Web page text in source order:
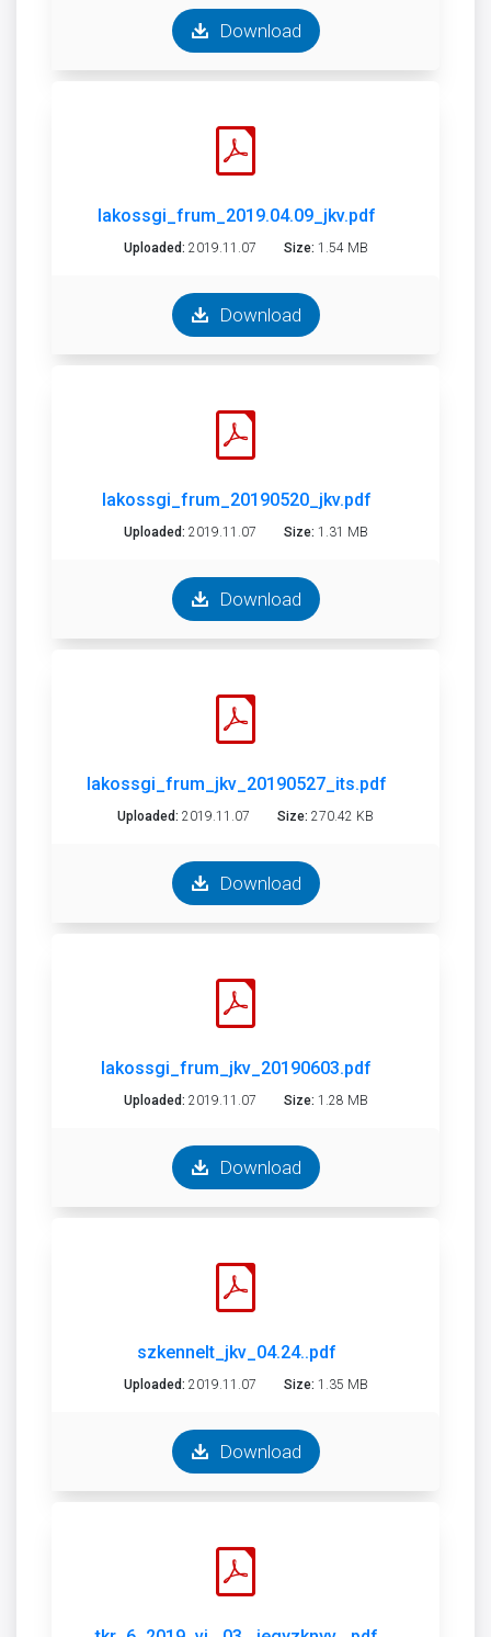
Download
lakossgi_frum_2019.04.09_jkv.pdf
Uploaded: 2019.11.07 Size: 1.54 MB
Download
lakossgi_frum_20190520_jkv.pdf
Uploaded: 2019.11.07 Size: 1.31 MB
Download
lakossgi_frum_jkv_20190527_its.pdf
Uploaded: 2019.11.07 Size: 270.42 KB
Download
lakossgi_frum_jkv_20190603.pdf
Uploaded: 2019.11.07 Size: 1.28 MB
Download
szkennelt_jkv_04.24..pdf
Uploaded: 2019.11.07 Size: 1.35 MB
Download